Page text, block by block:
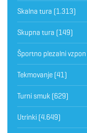
Skalna tura (1.313)
Skupna tura (149)
Športno plezalni vzpon
Tekmovanje (41)
Turni smuk (629)
Utrinki (4.649)